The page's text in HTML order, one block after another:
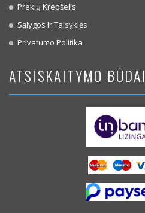
Prekių Krepšelis
Sąlygos Ir Taisyklės
Privatumo Politika
ATSISKAITYMO BŪDAI